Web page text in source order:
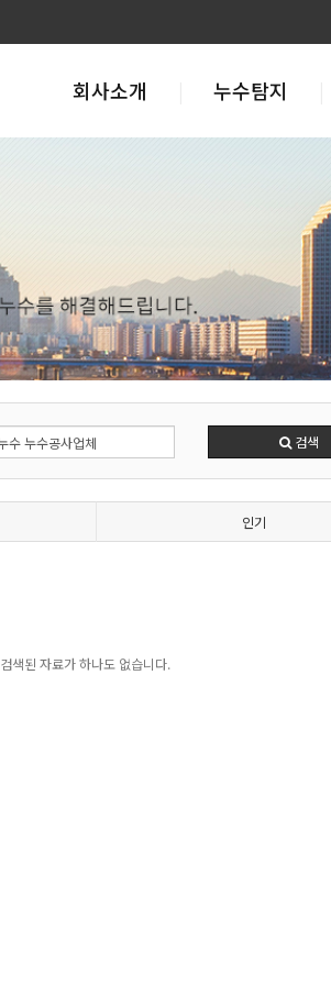
회사소개 누수탐지
검색
인기
검색된 자료가 하나도 없습니다.